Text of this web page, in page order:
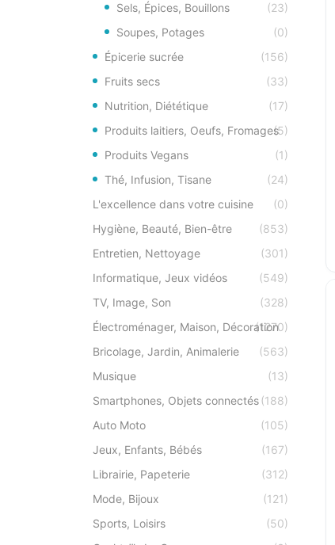
Sels, Épices, Bouillons
(23)
Soupes, Potages
(0)
Épicerie sucrée
(156)
Fruits secs
(33)
Nutrition, Diététique
(17)
Produits laitiers, Oeufs, Fromages(5)
Produits Vegans
(1)
Thé, Infusion, Tisane
(24)
L'excellence dans votre cuisine
(0)
Hygiène, Beauté, Bien-être
(853)
Entretien, Nettoyage
(301)
Informatique, Jeux vidéos
(549)
TV, Image, Son
(328)
Électroménager, Maison, Décoration
(1270)
Bricolage, Jardin, Animalerie
(563)
Musique
(13)
Smartphones, Objets connectés(188)
Auto Moto
(105)
Jeux, Enfants, Bébés
(167)
Librairie, Papeterie
(312)
Mode, Bijoux
(121)
Sports, Loisirs
(50)